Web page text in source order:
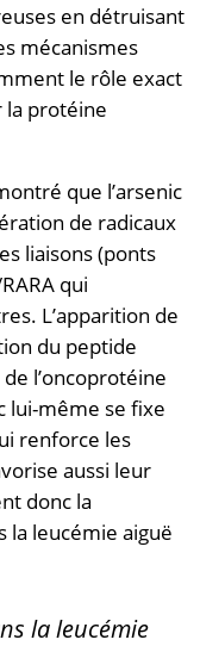
en détruisant
mécanismes
le rôle exact
la protéine
que l’arsenic
de radicaux
liaisons (ponts
qui
L’apparition de
du peptide
l’oncoprotéine
lui-même se fixe
renforce les
aussi leur
donc la
la leucémie aiguë
la leucémie